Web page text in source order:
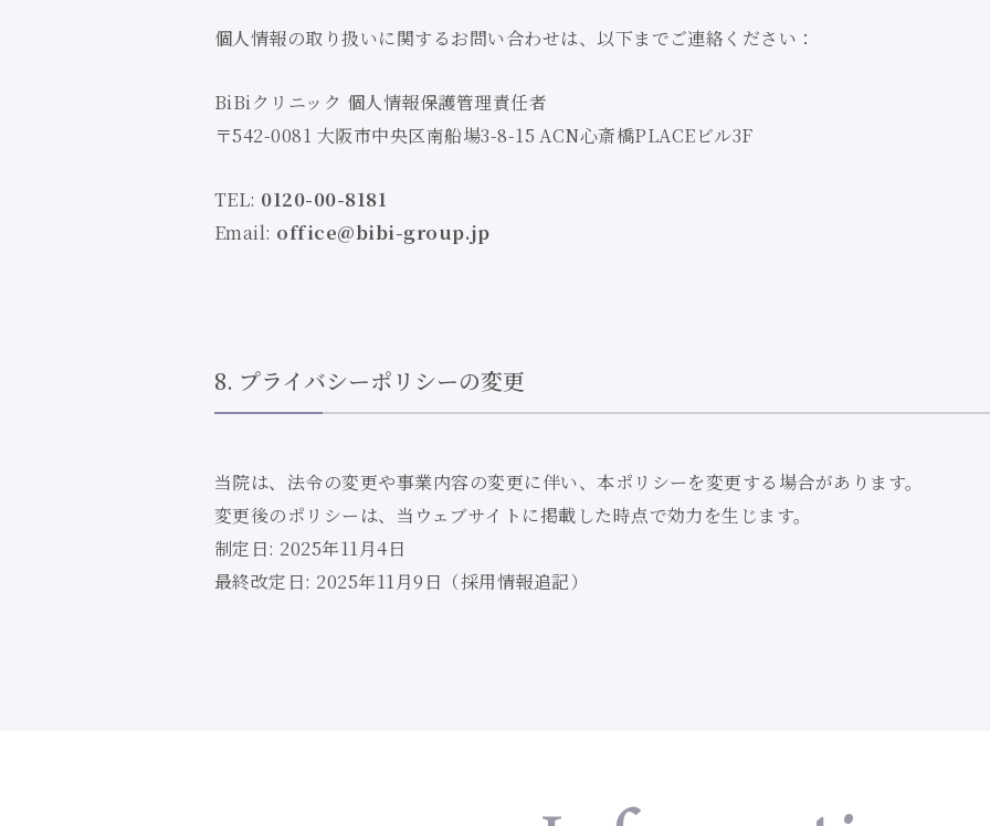
個人情報の取り扱いに関するお問い合わせは、 以下までご連絡ください：
BiBiクリニック 個人情報保護管理責任者
〒542-0081 大阪市中央区南船場3-8-15ACN心斎橋PLACEビル3F
TEL: 0120-00-8181
Email: office@bibi-group.jp
8. プライバシーポリシーの変更
当院は、法令の変更や事業内容の変更に伴い、本ポリシーを変更する場合があります。
変更後のポリシーは、 当ウェブサイトに掲載した時点で効力を生じます。
制定日: 2025年11月4日
最終改定日: 2025年11月9日（採用情報追記）